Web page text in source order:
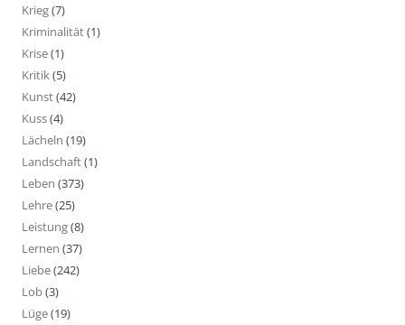
Krieg(7)
Kriminalität(1)
Krise(1)
Kritik(5)
Kunst(42)
Kuss(4)
Lächeln (19)
Landschaft(1)
Leben (373)
Lehre(25)
Leistung(8)
Lernen (37)
Liebe(242)
Lob(3)
Lüge(19)